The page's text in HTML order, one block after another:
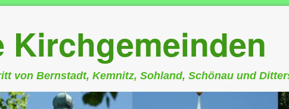
Kirchgemeinden
von Bernstadt, Kemnitz, Sohland, Schönau und